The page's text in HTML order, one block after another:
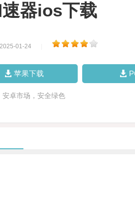
器ios下载
01-24
苹果下载
安卓市场，安全绿色